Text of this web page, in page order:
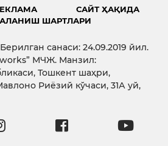
САЙТ ҲАҚИДА
ШАРТЛАРИ
санаси: 24.09.2019 йил.
МЧЖ. Манзил:
Тошкент шаҳри,
Риёзий кўчаси, 31А уй,